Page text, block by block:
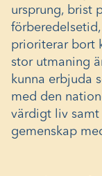
ursprung, brist
prioriterar bort
stor utmaning
kunna erbjuda
med den
värdigt liv
gemenskap